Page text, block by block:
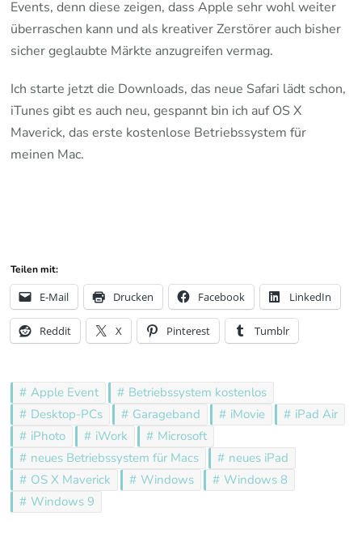
Events, denn diese zeigen, dass Apple sehr wohl weiter
überraschen kann und als kreativer Zerstörer auch bisher
sicher geglaubte Märkte anzugreifen vermag.
Ich starte jetzt die Downloads, das neue Safari lädt schon,
iTunes gibt es auch neu, gespannt bin ich auf OS X
Maverick, das erste kostenlose Betriebssystem für
meinen Mac.
Teilen mit:
E-Mail Drucken Facebook LinkedIn
Reddit X Pinterest Tumblr
Apple Event
Betriebssystem kostenlos
Desktop-PCs
Garageband iMovie
iPad Air
iPhoto
iWork
Microsoft
neues Betriebssystem für Macs
neues iPad
OS X Maverick
Windows
Windows 8
Windows 9